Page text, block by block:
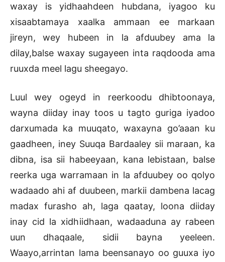
waxay is yidhaahdeen hubdana, iyagoo ku
xisaabtamaya xaalka ammaan ee markaan
jireyn, wey hubeen in la afduubey ama la
dilay,balse waxay sugayeen inta raqdooda ama
ruuxda meel lagu sheegayo.
Luul wey ogeyd in reerkoodu dhibtoonaya,
wayna diiday inay toos u tagto guriga iyadoo
darxumada ka muuqato, waxayna go’aaan ku
gaadheen, iney Suuqa Bardaaley sii maraan, ka
dibna, isa sii habeeyaan, kana lebistaan, balse
reerka uga warramaan in la afduubey oo qolyo
wadaado ahi af duubeen, markii dambena lacag
madax furasho ah, laga qaatay, loona diiday
inay cid la xidhiidhaan, wadaaduna ay rabeen
uun dhaqaale, sidii bayna yeeleen.
Waayo,arrintan lama beensanayo oo guuxa iyo